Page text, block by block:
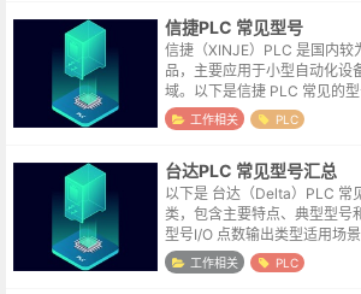
信捷PLC 常见型号
信捷（XINJE）PLC 是国内较
品，主要应用于小型自动化设
域。以下是信捷 PLC 常见的
表 系列特点典型型号I/O 点数
型，基础逻辑控制X...
工作相关 PLC
台达PLC 常见型号汇总
以下是 台达（Delta）PLC 常
类，包含主要特点、典型型号
型号I/O 点数输出类型适用场
济实用DVP10SS11T（10点）
设备...
工作相关 PLC